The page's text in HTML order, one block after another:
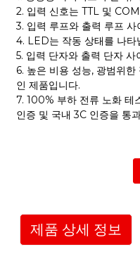
2. 입력 신호는 TTL 및
3. 입력 루프와 출력 루프 사
4. LED는 작동 상태를 나타
5. 입력 단자와 출력 단자
6. 높은 비용 성능, 광범위
인 제품입니다.
7. 100% 부하 전류 노화
인증 및 국내 3C 인증을 통
제품 상세 정보